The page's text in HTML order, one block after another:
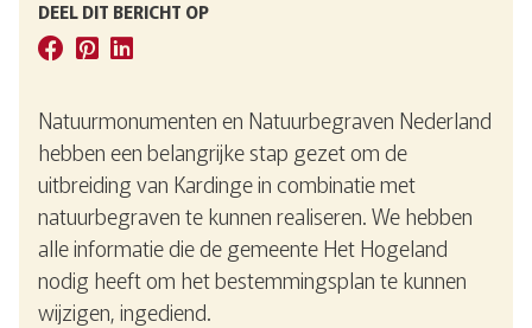
DEEL DIT BERICHT OP
Natuurmonumenten en Natuurbegraven Nederland
hebben een belangrijke stap gezet om de
uitbreiding van Kardinge in combinatie met
natuurbegraven te kunnen realiseren. We hebben
alle informatie die de gemeente Het Hogeland
nodig heeft om het bestemmingsplan te kunnen
wijzigen, ingediend.